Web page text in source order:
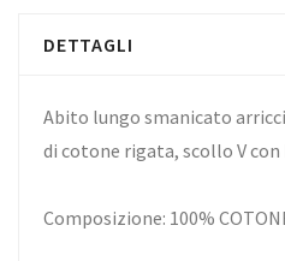
DETTAGLI
Abito lungo smanicato
di cotone rigata, scollo V
Composizione: 100%